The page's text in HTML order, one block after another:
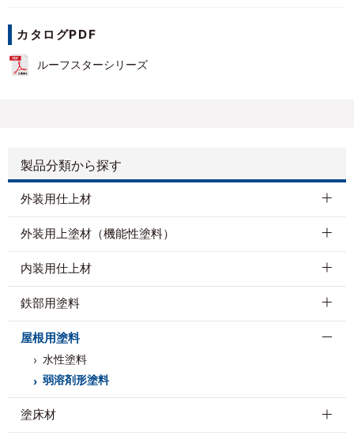
RC-125
RC-131 RC-132
カタログPDF
ルーフスターシリーズ
製品分類から探す
外装用仕上材
外装用上塗材（機能性塗料）
内装用仕上材
鉄部用塗料
屋根用塗料
水性塗料
弱溶剤形塗料
塗床材